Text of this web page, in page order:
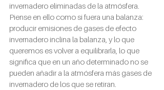
invernadero eliminadas de la atmósfera.
Piense en ello como si fuera una balanza:
producir emisiones de gases de efecto
invernadero inclina la balanza, y lo que
queremos es volver a equilibrarla, lo que
significa que en un año determinado no se
pueden añadir a la atmósfera más gases de
invernadero de los que se retiran.